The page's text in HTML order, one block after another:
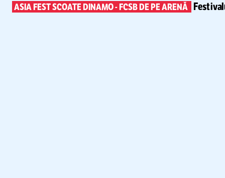
ASIA FEST SCOATE DINAMO-FCSB DE PE ARENĂ